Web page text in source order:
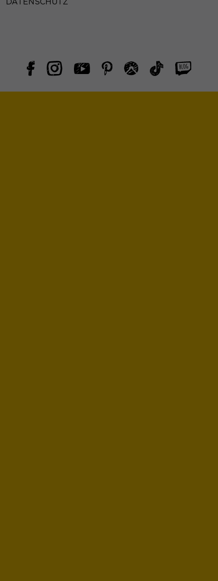
DATENSCHUTZ